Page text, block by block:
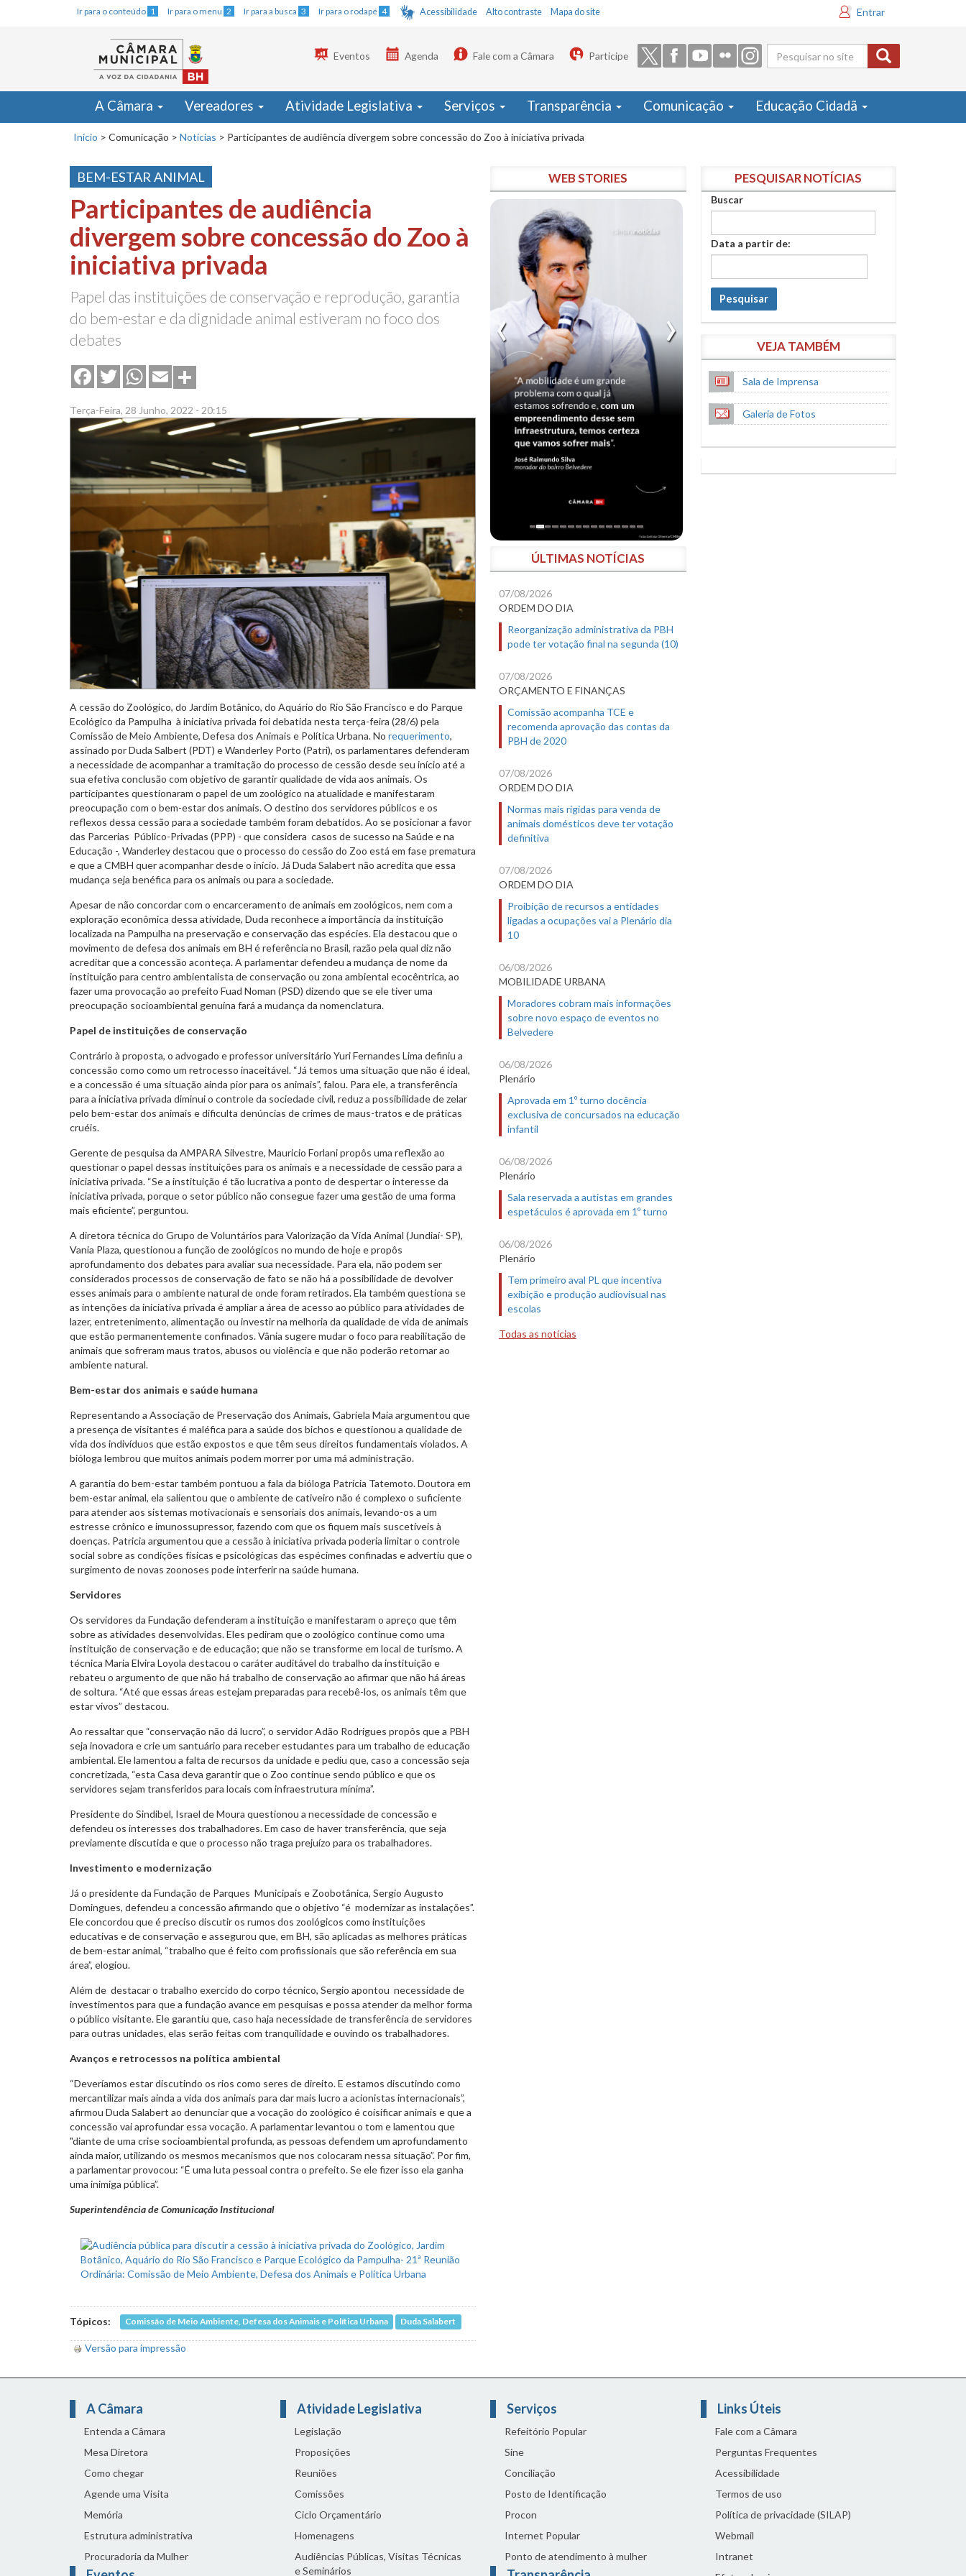
Ir para o conteúdo 1 Ir para o menu 2 Ir para a busca 3 Ir para o rodapé 4 Acessibilidade Alto contraste Mapa do site Entrar
Formulário
de busca
Eventos Agenda Fale com a Câmara Participe
A Câmara Vereadores Atividade Legislativa Serviços Transparência Comunicação Educação Cidadã
Início > Comunicação > Notícias > Participantes de audiência divergem sobre concessão do Zoo à iniciativa privada
BEM-ESTAR ANIMAL
Participantes de audiência
divergem sobre concessão do Zoo à
iniciativa privada
Papel das instituições de conservação e reprodução, garantia
do bem-estar e da dignidade animal estiveram no foco dos
debates
FacebookTwitterWhatsApp
Email
Terça-Feira, 28 Junho, 2022 - 20:15
A cessão do Zoológico, do Jardim Botânico, do Aquário do Rio São Francisco e do Parque
Ecológico da Pampulha à iniciativa privada foi debatida nesta terça-feira (28/6) pela
Comissão de Meio Ambiente, Defesa dos Animais e Política Urbana. No requerimento,
assinado por Duda Salbert (PDT) e Wanderley Porto (Patri), os parlamentares defenderam
a necessidade de acompanhar a tramitação do processo de cessão desde seu início até a
sua efetiva conclusão com objetivo de garantir qualidade de vida aos animais. Os
participantes questionaram o papel de um zoológico na atualidade e manifestaram
preocupação com o bem-estar dos animais. O destino dos servidores públicos e os
reflexos dessa cessão para a sociedade também foram debatidos. Ao se posicionar a favor
das Parcerias Público-Privadas (PPP) - que considera casos de sucesso na Saúde e na
Educação -, Wanderley destacou que o processo do cessão do Zoo está em fase prematura
e que a CMBH quer acompanhar desde o início. Já Duda Salabert não acredita que essa
mudança seja benéfica para os animais ou para a sociedade.
Apesar de não concordar com o encarceramento de animais em zoológicos, nem com a
exploração econômica dessa atividade, Duda reconhece a importância da instituição
localizada na Pampulha na preservação e conservação das espécies. Ela destacou que o
movimento de defesa dos animais em BH é referência no Brasil, razão pela qual diz não
acreditar que a concessão aconteça. A parlamentar defendeu a mudança de nome da
instituição para centro ambientalista de conservação ou zona ambiental ecocêntrica, ao
fazer uma provocação ao prefeito Fuad Noman (PSD) dizendo que se ele tiver uma
preocupação socioambiental genuína fará a mudança da nomenclatura.
Papel de instituições de conservação
Contrário à proposta, o advogado e professor universitário Yuri Fernandes Lima definiu a
concessão como como um retrocesso inaceitável. “Já temos uma situação que não é ideal,
e a concessão é uma situação ainda pior para os animais”, falou. Para ele, a transferência
para a iniciativa privada diminui o controle da sociedade civil, reduz a possibilidade de zelar
pelo bem-estar dos animais e dificulta denúncias de crimes de maus-tratos e de práticas
cruéis.
Gerente de pesquisa da AMPARA Silvestre, Mauricio Forlani propôs uma reflexão ao
questionar o papel dessas instituições para os animais e a necessidade de cessão para a
iniciativa privada. “Se a instituição é tão lucrativa a ponto de despertar o interesse da
iniciativa privada, porque o setor público não consegue fazer uma gestão de uma forma
mais eficiente”, perguntou.
A diretora técnica do Grupo de Voluntários para Valorização da Vida Animal (Jundiaí- SP),
Vania Plaza, questionou a função de zoológicos no mundo de hoje e propôs
aprofundamento dos debates para avaliar sua necessidade. Para ela, não podem ser
considerados processos de conservação de fato se não há a possibilidade de devolver
esses animais para o ambiente natural de onde foram retirados. Ela também questiona se
as intenções da iniciativa privada é ampliar a área de acesso ao público para atividades de
lazer, entretenimento, alimentação ou investir na melhoria da qualidade de vida de animais
que estão permanentemente confinados. Vânia sugere mudar o foco para reabilitação de
animais que sofreram maus tratos, abusos ou violência e que não poderão retornar ao
ambiente natural.
Bem-estar dos animais e saúde humana
Representando a Associação de Preservação dos Animais, Gabriela Maia argumentou que
a presença de visitantes é maléfica para a saúde dos bichos e questionou a qualidade de
vida dos indivíduos que estão expostos e que têm seus direitos fundamentais violados. A
bióloga lembrou que muitos animais podem morrer por uma má administração.
A garantia do bem-estar também pontuou a fala da bióloga Patrícia Tatemoto. Doutora em
bem-estar animal, ela salientou que o ambiente de cativeiro não é complexo o suficiente
para atender aos sistemas motivacionais e sensoriais dos animais, levando-os a um
estresse crônico e imunossupressor, fazendo com que os fiquem mais suscetíveis à
doenças. Patricia argumentou que a cessão à iniciativa privada poderia limitar o controle
social sobre as condições físicas e psicológicas das espécimes confinadas e advertiu que o
surgimento de novas zoonoses pode interferir na saúde humana.
Servidores
Os servidores da Fundação defenderam a instituição e manifestaram o apreço que têm
sobre as atividades desenvolvidas. Eles pediram que o zoológico continue como uma
instituição de conservação e de educação; que não se transforme em local de turismo. A
técnica Maria Elvira Loyola destacou o caráter auditável do trabalho da instituição e
rebateu o argumento de que não há trabalho de conservação ao afirmar que não há áreas
de soltura. “Até que essas áreas estejam preparadas para recebê-los, os animais têm que
estar vivos” destacou.
Ao ressaltar que “conservação não dá lucro”, o servidor Adão Rodrigues propôs que a PBH
seja inovadora e crie um santuário para receber estudantes para um trabalho de educação
ambiental. Ele lamentou a falta de recursos da unidade e pediu que, caso a concessão seja
concretizada, “esta Casa deva garantir que o Zoo continue sendo público e que os
servidores sejam transferidos para locais com infraestrutura mínima”.
Presidente do Sindibel, Israel de Moura questionou a necessidade de concessão e
defendeu os interesses dos trabalhadores. Em caso de haver transferência, que seja
previamente discutida e que o processo não traga prejuízo para os trabalhadores.
Investimento e modernização
Já o presidente da Fundação de Parques Municipais e Zoobotânica, Sergio Augusto
Domingues, defendeu a concessão afirmando que o objetivo “é modernizar as instalações”.
Ele concordou que é preciso discutir os rumos dos zoológicos como instituições
educativas e de conservação e assegurou que, em BH, são aplicadas as melhores práticas
de bem-estar animal, “trabalho que é feito com profissionais que são referência em sua
área”, elogiou.
Além de destacar o trabalho exercido do corpo técnico, Sergio apontou necessidade de
investimentos para que a fundação avance em pesquisas e possa atender da melhor forma
o público visitante. Ele garantiu que, caso haja necessidade de transferência de servidores
para outras unidades, elas serão feitas com tranquilidade e ouvindo os trabalhadores.
Avanços e retrocessos na política ambiental
“Deveríamos estar discutindo os rios como seres de direito. E estamos discutindo como
mercantilizar mais ainda a vida dos animais para dar mais lucro a acionistas internacionais”,
afirmou Duda Salabert ao denunciar que a vocação do zoológico é coisificar animais e que a
concessão vai aprofundar essa vocação. A parlamentar levantou o tom e lamentou que
"diante de uma crise socioambiental profunda, as pessoas defendem um aprofundamento
ainda maior, utilizando os mesmos mecanismos que nos colocaram nessa situação”. Por fim,
a parlamentar provocou: “É uma luta pessoal contra o prefeito. Se ele fizer isso ela ganha
uma inimiga pública”.
Superintendência de Comunicação Institucional
Tópicos: Comissão de Meio Ambiente, Defesa dos Animais e Política Urbana Duda Salabert
Versão para impressão
WEB STORIES
ÚLTIMAS NOTÍCIAS
07/08/2026
ORDEM DO DIA
Reorganização administrativa da PBH
pode ter votação final na segunda (10)
07/08/2026
ORÇAMENTO E FINANÇAS
Comissão acompanha TCE e
recomenda aprovação das contas da
PBH de 2020
07/08/2026
ORDEM DO DIA
Normas mais rígidas para venda de
animais domésticos deve ter votação
definitiva
07/08/2026
ORDEM DO DIA
Proibição de recursos a entidades
ligadas a ocupações vai a Plenário dia
10
06/08/2026
MOBILIDADE URBANA
Moradores cobram mais informações
sobre novo espaço de eventos no
Belvedere
06/08/2026
Plenário
Aprovada em 1º turno docência
exclusiva de concursados na educação
infantil
06/08/2026
Plenário
Sala reservada a autistas em grandes
espetáculos é aprovada em 1º turno
06/08/2026
Plenário
Tem primeiro aval PL que incentiva
exibição e produção audiovisual nas
escolas
Todas as notícias
PESQUISAR NOTÍCIAS
Buscar
Data a partir de:
Pesquisar
VEJA TAMBÉM
Sala de Imprensa
Galeria de Fotos
A Câmara
Entenda a Câmara
Mesa Diretora
Como chegar
Agende uma Visita
Memória
Estrutura administrativa
Procuradoria da Mulher
Atividade Legislativa
Legislação
Proposições
Reuniões
Comissões
Ciclo Orçamentário
Homenagens
Audiências Públicas, Visitas Técnicas
e Seminários
Serviços
Refeitório Popular
Sine
Conciliação
Posto de Identificação
Procon
Internet Popular
Ponto de atendimento à mulher
Links Úteis
Fale com a Câmara
Perguntas Frequentes
Acessibilidade
Termos de uso
Política de privacidade (SILAP)
Webmail
Intranet